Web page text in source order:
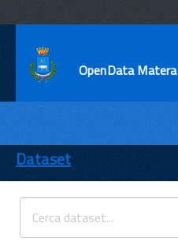
OpenData Matera
ENTI
TEMI
INFORMAZIONI
Dataset